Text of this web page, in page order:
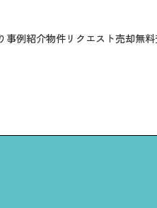
事例紹介物件リクエスト売却無